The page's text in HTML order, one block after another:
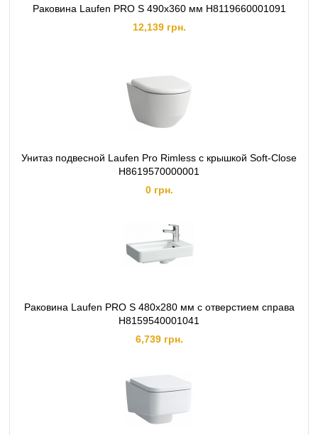
Раковина Laufen PRO S 490х360 мм H8119660001091
12,139 грн.
Унитаз подвесной Laufen Pro Rimless c крышкой Soft-Close
H8619570000001
0 грн.
Раковина Laufen PRO S 480х280 мм с отверстием справа
H8159540001041
6,739 грн.